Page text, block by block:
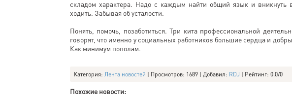
складом характера. Надо с каждым найти общий язык и вникнуть
ходить. Забывая об усталости.
Понять, помочь, позаботиться. Три кита профессиональной
говорят, что именно у социальных работников большие сердца и
Как минимум пополам.
Категория: Лента новостей | Просмотров: 1689 | Добавил: RDJ | Рейтинг: 0.0/0
Похожие новости: